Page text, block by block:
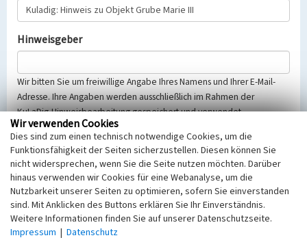
Hinweisgeber
Wir bitten Sie um freiwillige Angabe Ihres Namens und Ihrer E-Mail-
Adresse. Ihre Angaben werden ausschließlich im Rahmen der
KuLaDig-Hinweisbearbeitung gespeichert und verwendet.
Selbstverständlich werden diese entsprechend der Vorschriften des
Telemediengesetzes, des Datenschutzgesetzes NRW und der seit
dem 25.05.2018 gültigen Europäischen Datenschutzgrundverordnung
(EU-DSGVO) vertraulich behandelt, beachten Sie bitte unsere
Hinweise zumDatenschutz
Nachricht
Wir verwenden Cookies
Dies sind zum einen technisch notwendige Cookies, um die
Funktionsfähigkeit der Seiten sicherzustellen. Diesen können Sie
nicht widersprechen, wenn Sie die Seite nutzen möchten. Darüber
hinaus verwenden wir Cookies für eine Webanalyse, um die
Nutzbarkeit unserer Seiten zu optimieren, sofern Sie einverstanden
sind. Mit Anklicken des Buttons erklären Sie Ihr Einverständnis.
Weitere Informationen finden Sie auf unserer Datenschutzseite.
Impressum | Datenschutz